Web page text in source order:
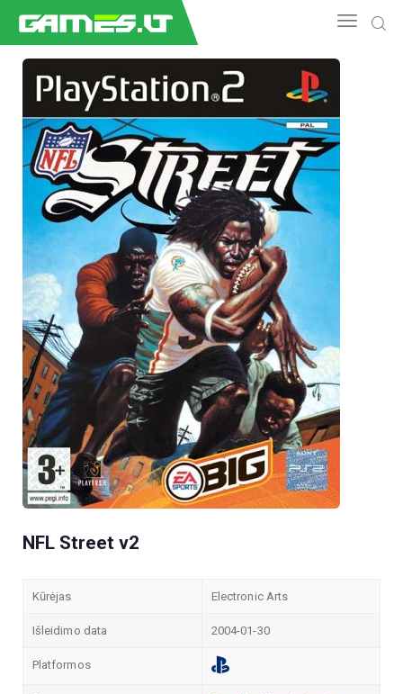
NAUJIENOS
GAMEDEV
ESPORTAS
GELEŽIS
VIDEO
APŽVALGOS
ŽAIDIMAI
NFL Street v2
Kūrėjas Electronic Arts
Išleidimo data 2004-01-30
Platformos